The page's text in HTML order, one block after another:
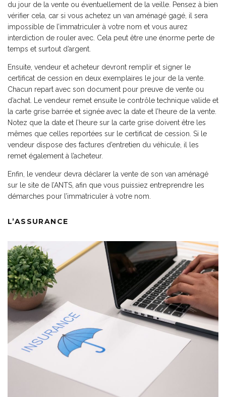
du jour de la vente ou éventuellement de la veille. Pensez à bien
vérifier cela, car si vous achetez un van aménagé gagé, il sera
impossible de l’immatriculer à votre nom et vous aurez
interdiction de rouler avec. Cela peut être une énorme perte de
temps et surtout d’argent.
Ensuite, vendeur et acheteur devront remplir et signer le
certificat de cession en deux exemplaires le jour de la vente.
Chacun repart avec son document pour preuve de vente ou
d’achat. Le vendeur remet ensuite le contrôle technique valide et
la carte grise barrée et signée avec la date et l’heure de la vente.
Notez que la date et l’heure sur la carte grise doivent être les
mêmes que celles reportées sur le certificat de cession. Si le
vendeur dispose des factures d’entretien du véhicule, il les
remet également à l’acheteur.
Enfin, le vendeur devra déclarer la vente de son van aménagé
sur le site de l’ANTS , afin que vous puissiez entreprendre les
démarches pour l’immatriculer à votre nom.
L’ASSURANCE